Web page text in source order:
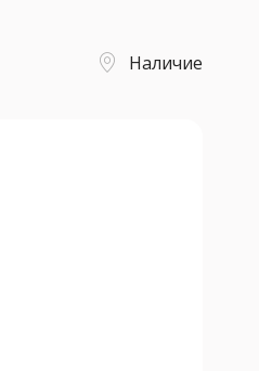
Наличие